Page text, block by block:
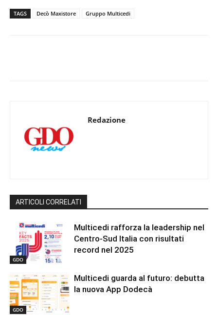
TAGS Decò Maxistore Gruppo Multicedi
Redazione
ARTICOLI CORRELATI
GDO
Multicedi rafforza la leadership nel
Centro-Sud Italia con risultati
record nel 2025
GDO
Multicedi guarda al futuro: debutta
la nuova App Dodecà